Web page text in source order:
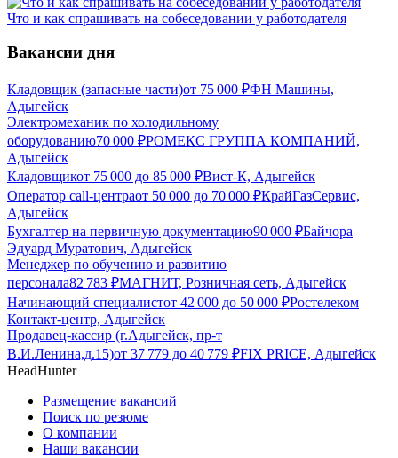
Что и как спрашивать на собеседовании у работодателя
Вакансии дня
Кладовщик (запасные части)от 75 000 ₽ФН Машины,
Адыгейск
Электромеханик по холодильному
оборудованию70 000 ₽РОМЕКС ГРУППА КОМПАНИЙ,
Адыгейск
Кладовщикот 75 000 до 85 000 ₽Вист-К, Адыгейск
Оператор call-центраот 50 000 до 70 000 ₽КрайГазСервис,
Адыгейск
Бухгалтер на первичную документацию90 000 ₽Байчора
Эдуард Муратович, Адыгейск
Менеджер по обучению и развитию
персонала82 783 ₽МАГНИТ, Розничная сеть, Адыгейск
Начинающий специалистот 42 000 до 50 000 ₽Ростелеком
Контакт-центр, Адыгейск
Продавец-кассир (г.Адыгейск, пр-т
В.И.Ленина,д.15)от 37 779 до 40 779 ₽FIX PRICE, Адыгейск
HeadHunter
Размещение вакансий
Поиск по резюме
О компании
Наши вакансии